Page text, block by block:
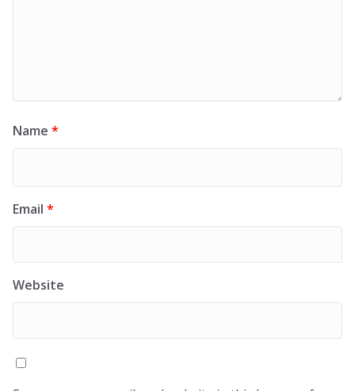
Name *
Email *
Website